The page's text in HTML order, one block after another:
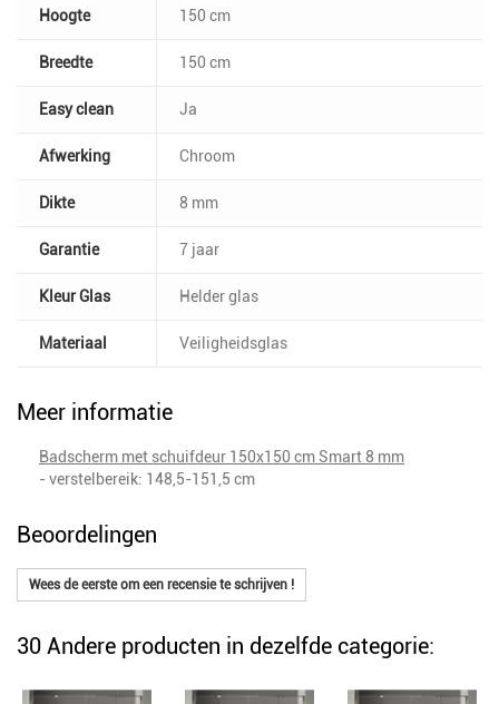
Hoogte 150 cm
Breedte 150 cm
Easy clean Ja
Afwerking Chroom
Dikte 8 mm
Garantie 7 jaar
Kleur Glas Helder glas
Materiaal Veiligheidsglas
Meer informatie
Badscherm met schuifdeur 150x150 cm Smart 8 mm
- verstelbereik: 148,5-151,5 cm
Beoordelingen
Wees de eerste om een recensie te schrijven !
30 Andere producten in dezelfde categorie: